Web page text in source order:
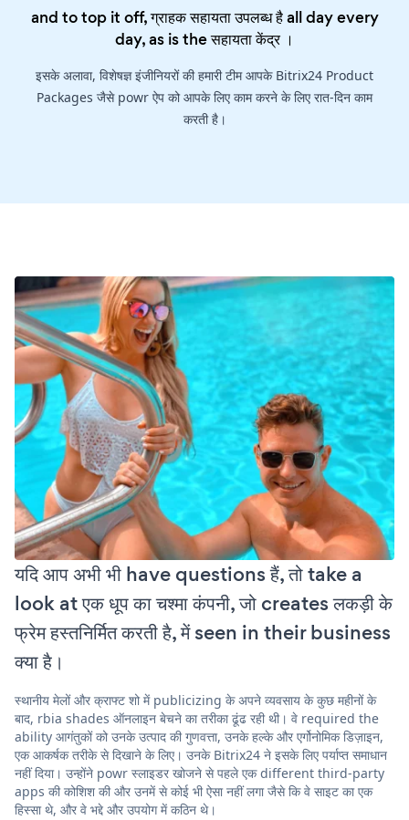
and to top it off, ग्राहक सहायता उपलब्ध है all day every
day, as is theसहायता केंद्र।
इसके अलावा, विशेषज्ञ इंजीनियरों की हमारी टीम आपके Bitrix24 Product
Packages जैसे powr ऐप को आपके लिए काम करने के लिए रात-दिन काम
करती है।
यदि आप अभी भी have questions हैं, तो take a
look at एक धूप का चश्मा कंपनी, जो creates लकड़ी के
फ्रेम हस्तनिर्मित करती है, में seen in their business
क्या है।
स्थानीय मेलों और क्राफ्ट शो में publicizing के अपने व्यवसाय के कुछ महीनों के
बाद, rbia shades ऑनलाइन बेचने का तरीका ढूंढ रही थी। वे required the
ability आगंतुकों को उनके उत्पाद की गुणवत्ता, उनके हल्के और एर्गोनोमिक डिज़ाइन,
एक आकर्षक तरीके से दिखाने के लिए। उनके Bitrix24 ने इसके लिए पर्याप्त समाधान
नहीं दिया। उन्होंने powr स्लाइडर खोजने से पहले एक different third-party
apps की कोशिश की और उनमें से कोई भी ऐसा नहीं लगा जैसे कि वे साइट का एक
हिस्सा थे, और वे भद्दे और उपयोग में कठिन थे।